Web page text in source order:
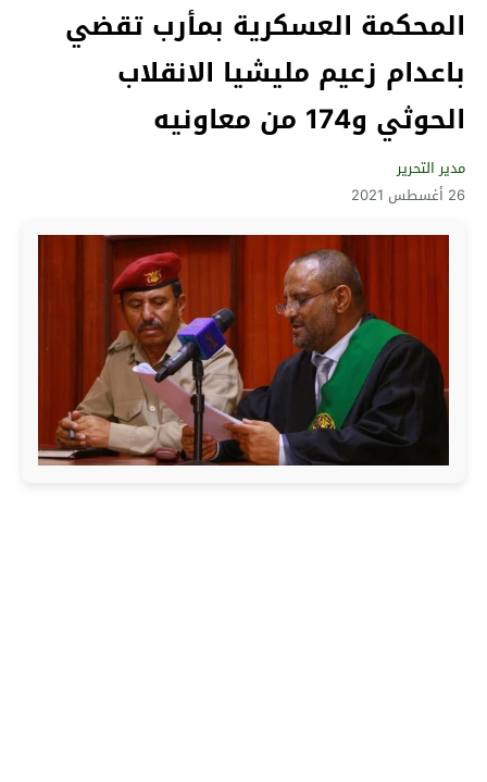
المحكمة العسكرية بمأرب تقضي
باعدام زعيم مليشيا الانقلاب
الحوثي و174 من معاونيه
مدير التحرير
26 أغسطس 2021